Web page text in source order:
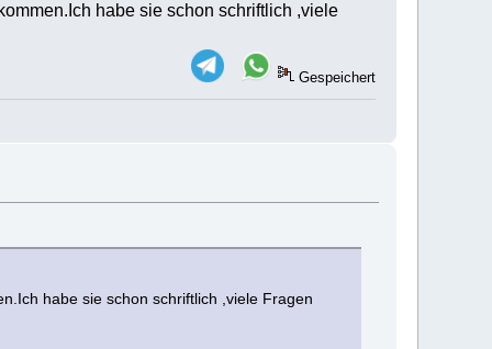
habe sie schon schriftlich ,viele
Gespeichert
habe sie schon schriftlich ,viele Fragen